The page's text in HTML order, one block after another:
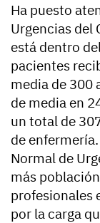
Ha puesto
Urgencias del
está dentro
pacientes
media de 300
de media en
un total de
de
Normal de
más
profesionales
por la carga